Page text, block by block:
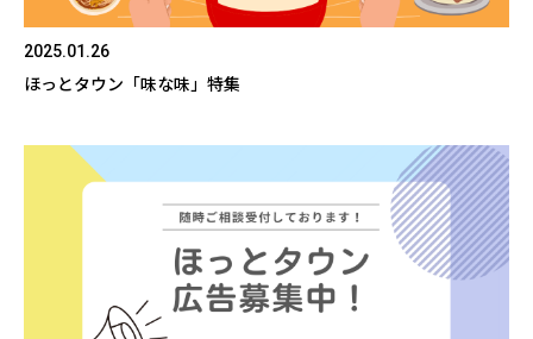
2025.01.26
ほっとタウン「味な味」特集